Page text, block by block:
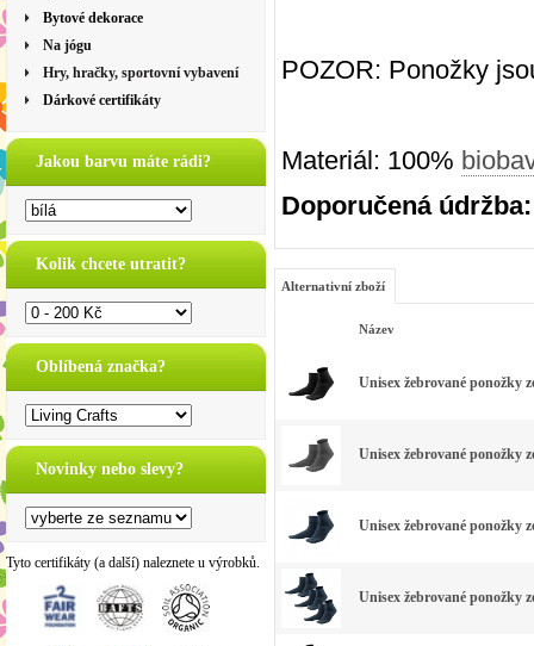
Bytové dekorace
Na jógu
Hry, hračky, sportovní vybavení
Dárkové certifikáty
Jakou barvu máte rádi?
Kolik chcete utratit?
Oblíbená značka?
Novinky nebo slevy?
Tyto certifikáty (a další) naleznete u výrobků.
POZOR: Ponožky
Materiál: 100%
Doporučená
Alternativní zboží
Název
Unisex žebrované ponožky
Unisex žebrované ponožky
Unisex žebrované ponožky
Unisex žebrované ponožky